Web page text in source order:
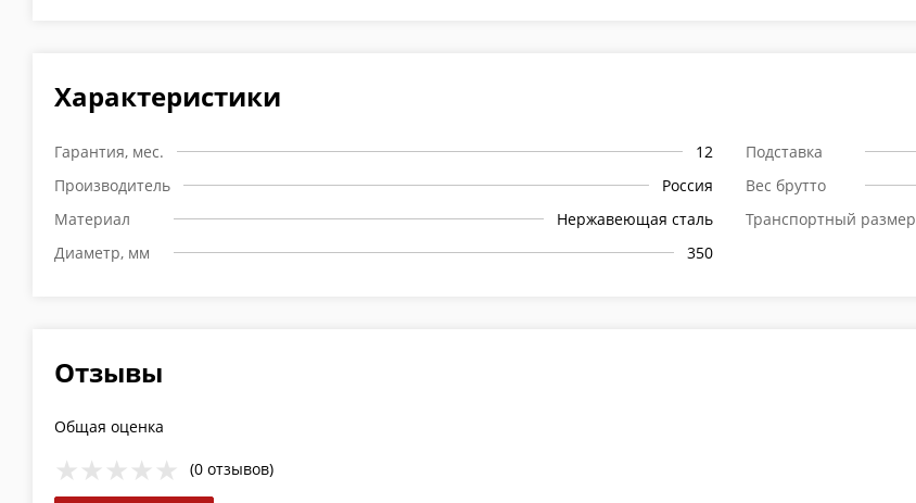
Характеристики
Гарантия, мес.
12
Производитель
Россия
Материал
Нержавеющая сталь
Диаметр, мм
350
Подставка
Вес брутто
Транспортный размер
Отзывы
Общая оценка
(0 отзывов)